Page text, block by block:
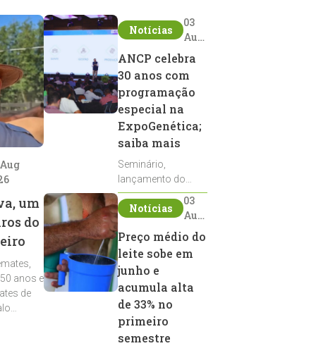
um
do
anos e
de
Notícias
03
Aug
ANCP celebra
30 anos com
programação
especial na
ExpoGenética;
saiba mais
Seminário,
lançamento do
Sumário de Touros,
debates, podcast,
reprodutores e
homenagens
integram a
programação da
entidade durante a
ExpoGenética 2026
Notícias
03
Aug
2026
Preço médio do
leite sobe em
junho e
acumula alta
de 33% no
primeiro
semestre